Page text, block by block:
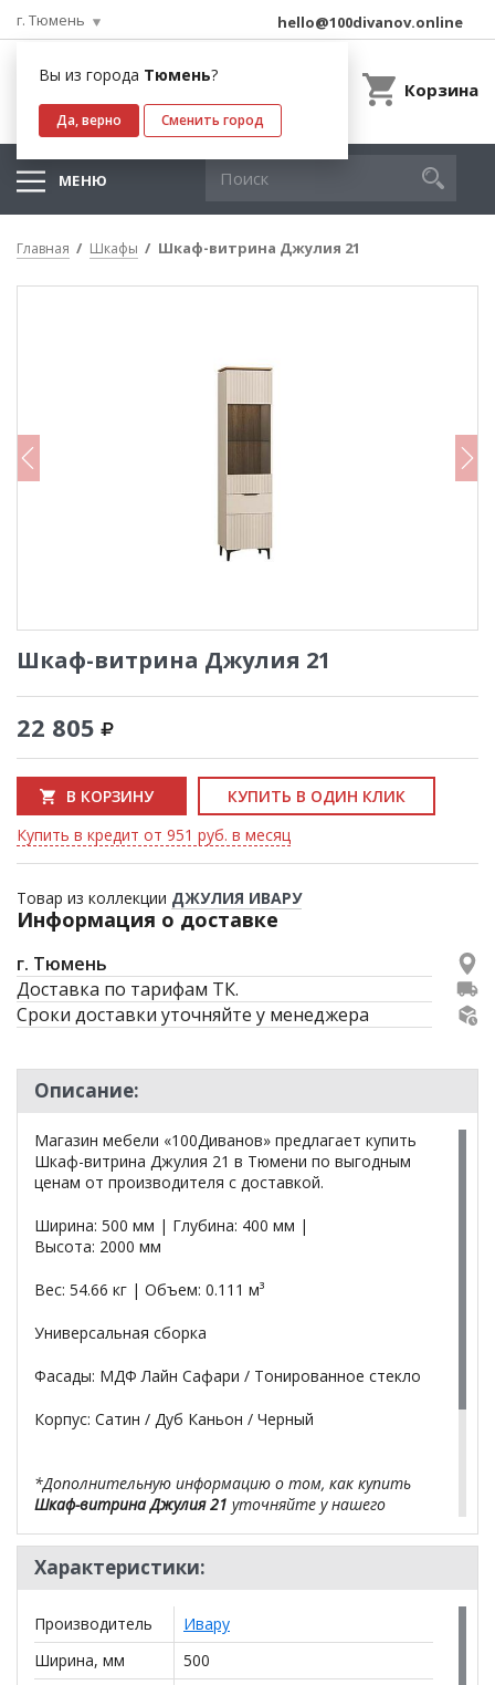
г. Тюмень
Вы из города Тюмень?
Да, верно Сменить город
hello@100divanov.online
Корзина
МЕНЮ
Главная Шкафы Шкаф-витрина Джулия 21
Шкаф-витрина Джулия 21
22 805
В КОРЗИНУ
КУПИТЬ В ОДИН КЛИК
Купить в кредит от 951 руб. в месяц
Товар из коллекции ДЖУЛИЯ ИВАРУ
Информация о доставке
г. Тюмень
Доставка по тарифам ТК.
Сроки доставки уточняйте у менеджера
Описание:
Магазин мебели «100Диванов» предлагает купить
Шкаф-витрина Джулия 21 в Тюмени по выгодным
ценам от производителя с доставкой.
Ширина: 500 мм | Глубина: 400 мм |
Высота: 2000 мм
Вес: 54.66 кг | Объем: 0.111 м³
Универсальная сборка
Фасады: МДФ Лайн Сафари / Тонированное стекло
Корпус: Сатин / Дуб Каньон / Черный
*Дополнительную информацию о том, как купить
Шкаф-витрина Джулия 21 уточняйте у нашего
**Цены на официальном сайте
действительны только для интернет-магазинаи
могут отличаться от цен в розничных магазинах-
салонах сети!
Характеристики:
Производитель
Ивару
Ширина, мм
500